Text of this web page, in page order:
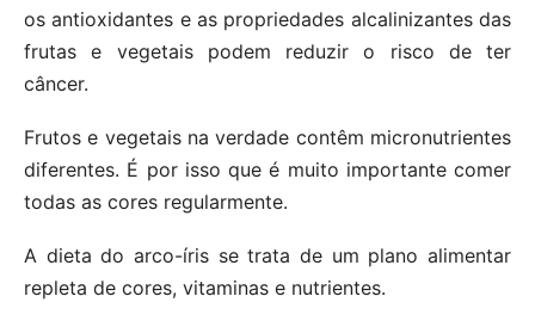
os antioxidantes e as propriedades alcalinizantes das
frutas e vegetais podem reduzir o risco de ter
câncer.
Frutos e vegetais na verdade contêm micronutrientes
diferentes. É por isso que é muito importante comer
todas as cores regularmente.
A dieta do arco-íris se trata de um plano alimentar
repleta de cores, vitaminas e nutrientes.